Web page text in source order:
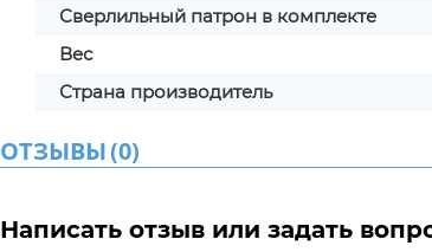
Сверлильный патрон в комплекте
Вес
Страна производитель
ОТЗЫВЫ(0)
Написать отзыв или задать